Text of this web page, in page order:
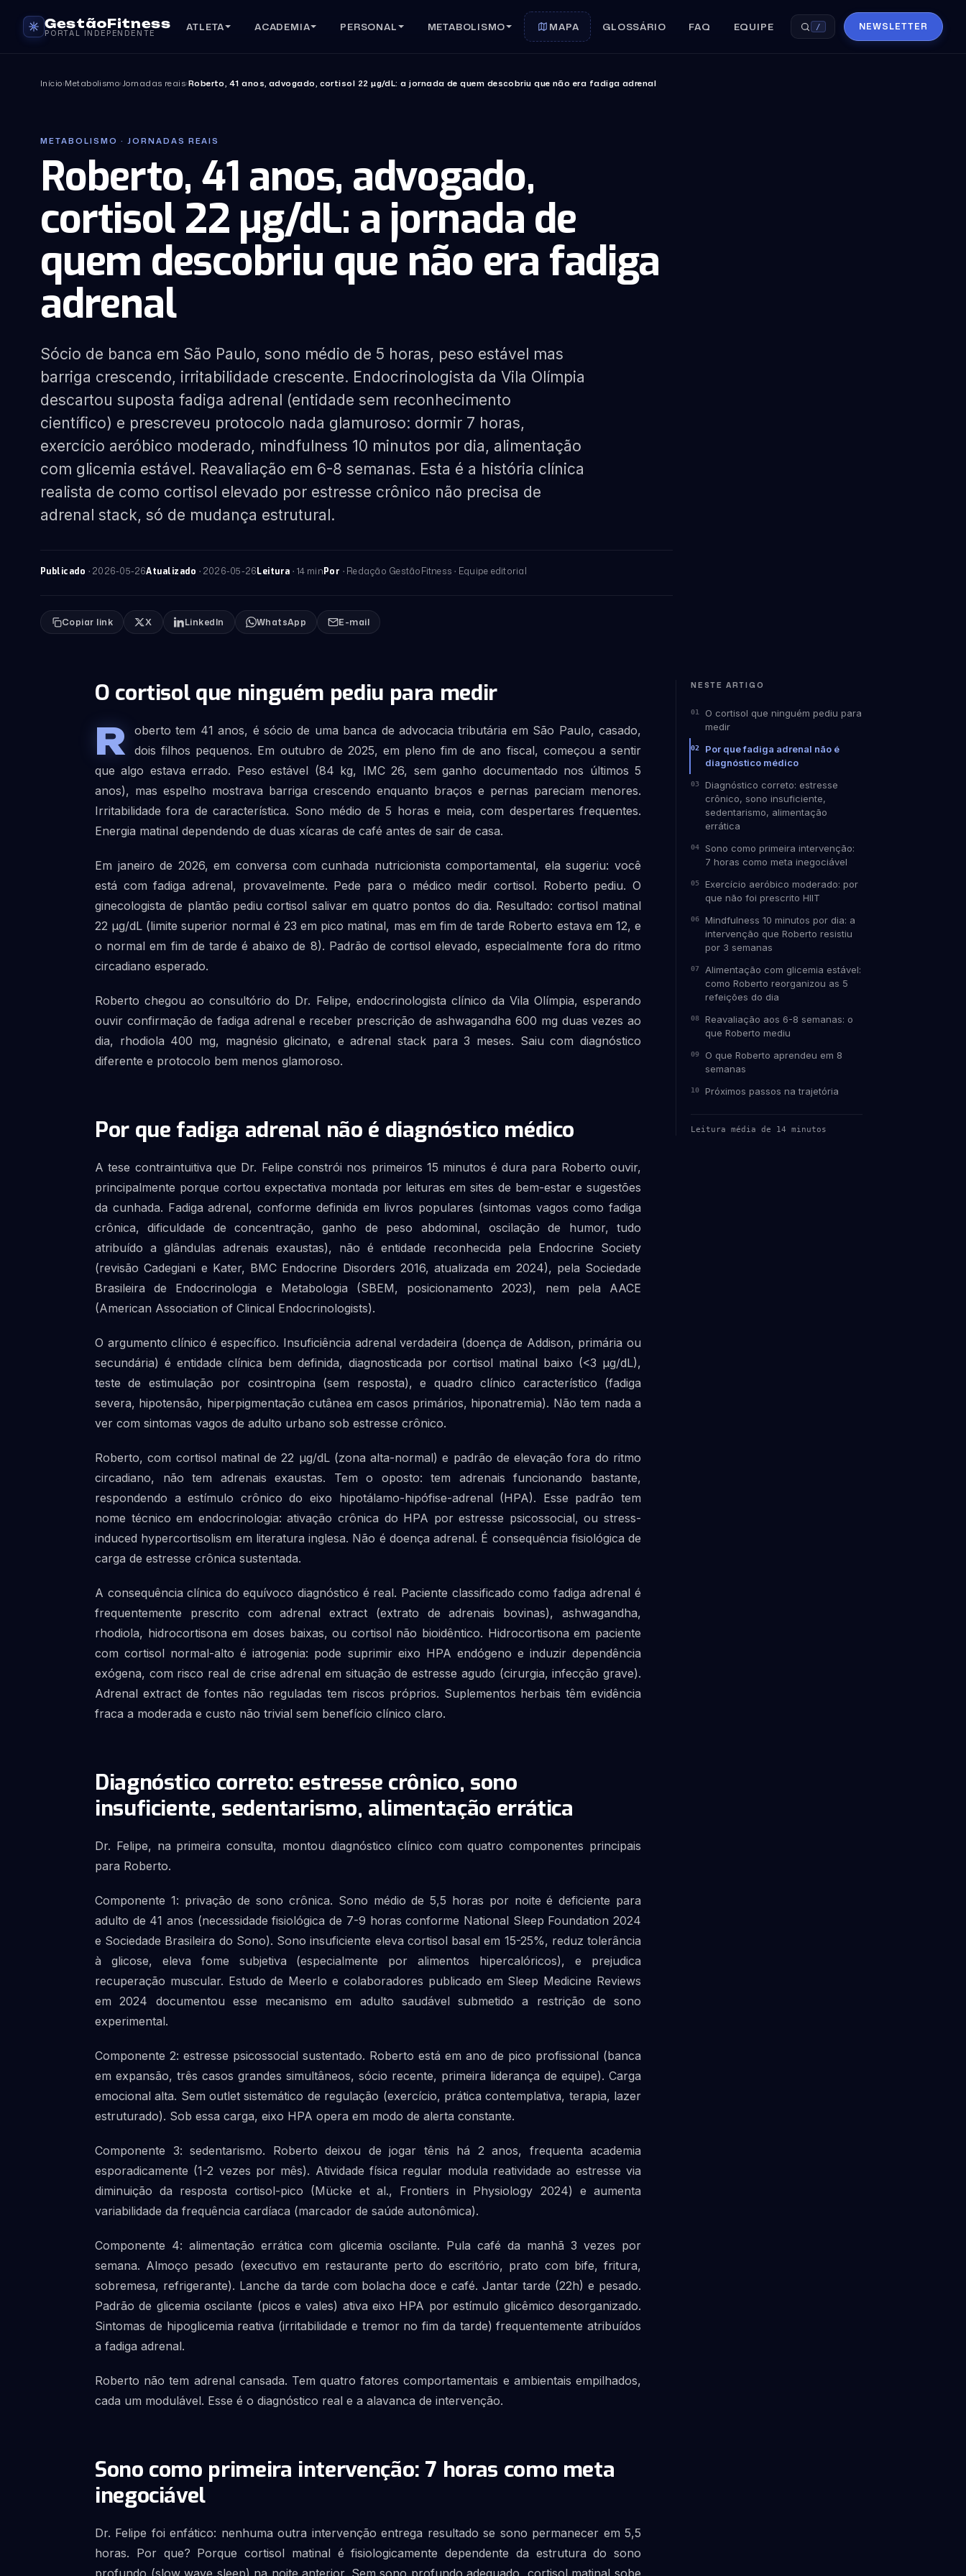
GestãoFitness
PORTAL INDEPENDENTE ATLETA ACADEMIA PERSONAL METABOLISMO MAPA GLOSSÁRIO FAQ EQUIPE / NEWSLETTER
Início›Metabolismo›Jornadas reais›Roberto, 41 anos, advogado, cortisol 22 µg/dL: a jornada de quem descobriu que não era fadiga adrenal
METABOLISMO · JORNADAS REAIS
Roberto, 41 anos, advogado,
cortisol 22 µg/dL: a jornada de
quem descobriu que não era fadiga
adrenal
Sócio de banca em São Paulo, sono médio de 5 horas, peso estável mas
barriga crescendo, irritabilidade crescente. Endocrinologista da Vila Olímpia
descartou suposta fadiga adrenal (entidade sem reconhecimento
científico) e prescreveu protocolo nada glamuroso: dormir 7 horas,
exercício aeróbico moderado, mindfulness 10 minutos por dia, alimentação
com glicemia estável. Reavaliação em 6-8 semanas. Esta é a história clínica
realista de como cortisol elevado por estresse crônico não precisa de
adrenal stack, só de mudança estrutural.
Publicado · 2026-05-26Atualizado · 2026-05-26Leitura · 14 minPor · Redação GestãoFitness · Equipe editorial
Copiar link X LinkedIn WhatsApp E-mail
O cortisol que ninguém pediu para medir
R
oberto tem 41 anos, é sócio de uma banca de advocacia tributária em São Paulo, casado,
dois filhos pequenos. Em outubro de 2025, em pleno fim de ano fiscal, começou a sentir
que algo estava errado. Peso estável (84 kg, IMC 26, sem ganho documentado nos últimos 5
anos), mas espelho mostrava barriga crescendo enquanto braços e pernas pareciam menores.
Irritabilidade fora de característica. Sono médio de 5 horas e meia, com despertares frequentes.
Energia matinal dependendo de duas xícaras de café antes de sair de casa.
Em janeiro de 2026, em conversa com cunhada nutricionista comportamental, ela sugeriu: você
está com fadiga adrenal, provavelmente. Pede para o médico medir cortisol. Roberto pediu. O
ginecologista de plantão pediu cortisol salivar em quatro pontos do dia. Resultado: cortisol matinal
22 µg/dL (limite superior normal é 23 em pico matinal, mas em fim de tarde Roberto estava em 12, e
o normal em fim de tarde é abaixo de 8). Padrão de cortisol elevado, especialmente fora do ritmo
circadiano esperado.
Roberto chegou ao consultório do Dr. Felipe, endocrinologista clínico da Vila Olímpia, esperando
ouvir confirmação de fadiga adrenal e receber prescrição de ashwagandha 600 mg duas vezes ao
dia, rhodiola 400 mg, magnésio glicinato, e adrenal stack para 3 meses. Saiu com diagnóstico
diferente e protocolo bem menos glamoroso.
Por que fadiga adrenal não é diagnóstico médico
A tese contraintuitiva que Dr. Felipe constrói nos primeiros 15 minutos é dura para Roberto ouvir,
principalmente porque cortou expectativa montada por leituras em sites de bem-estar e sugestões
da cunhada. Fadiga adrenal, conforme definida em livros populares (sintomas vagos como fadiga
crônica, dificuldade de concentração, ganho de peso abdominal, oscilação de humor, tudo
atribuído a glândulas adrenais exaustas), não é entidade reconhecida pela Endocrine Society
(revisão Cadegiani e Kater, BMC Endocrine Disorders 2016, atualizada em 2024), pela Sociedade
Brasileira de Endocrinologia e Metabologia (SBEM, posicionamento 2023), nem pela AACE
(American Association of Clinical Endocrinologists).
O argumento clínico é específico. Insuficiência adrenal verdadeira (doença de Addison, primária ou
secundária) é entidade clínica bem definida, diagnosticada por cortisol matinal baixo (<3 µg/dL),
teste de estimulação por cosintropina (sem resposta), e quadro clínico característico (fadiga
severa, hipotensão, hiperpigmentação cutânea em casos primários, hiponatremia). Não tem nada a
ver com sintomas vagos de adulto urbano sob estresse crônico.
Roberto, com cortisol matinal de 22 µg/dL (zona alta-normal) e padrão de elevação fora do ritmo
circadiano, não tem adrenais exaustas. Tem o oposto: tem adrenais funcionando bastante,
respondendo a estímulo crônico do eixo hipotálamo-hipófise-adrenal (HPA). Esse padrão tem
nome técnico em endocrinologia: ativação crônica do HPA por estresse psicossocial, ou stress-
induced hypercortisolism em literatura inglesa. Não é doença adrenal. É consequência fisiológica de
carga de estresse crônica sustentada.
A consequência clínica do equívoco diagnóstico é real. Paciente classificado como fadiga adrenal é
frequentemente prescrito com adrenal extract (extrato de adrenais bovinas), ashwagandha,
rhodiola, hidrocortisona em doses baixas, ou cortisol não bioidêntico. Hidrocortisona em paciente
com cortisol normal-alto é iatrogenia: pode suprimir eixo HPA endógeno e induzir dependência
exógena, com risco real de crise adrenal em situação de estresse agudo (cirurgia, infecção grave).
Adrenal extract de fontes não reguladas tem riscos próprios. Suplementos herbais têm evidência
fraca a moderada e custo não trivial sem benefício clínico claro.
Diagnóstico correto: estresse crônico, sono
insuficiente, sedentarismo, alimentação errática
Dr. Felipe, na primeira consulta, montou diagnóstico clínico com quatro componentes principais
para Roberto.
Componente 1: privação de sono crônica. Sono médio de 5,5 horas por noite é deficiente para
adulto de 41 anos (necessidade fisiológica de 7-9 horas conforme National Sleep Foundation 2024
e Sociedade Brasileira do Sono). Sono insuficiente eleva cortisol basal em 15-25%, reduz tolerância
à glicose, eleva fome subjetiva (especialmente por alimentos hipercalóricos), e prejudica
recuperação muscular. Estudo de Meerlo e colaboradores publicado em Sleep Medicine Reviews
em 2024 documentou esse mecanismo em adulto saudável submetido a restrição de sono
experimental.
Componente 2: estresse psicossocial sustentado. Roberto está em ano de pico profissional (banca
em expansão, três casos grandes simultâneos, sócio recente, primeira liderança de equipe). Carga
emocional alta. Sem outlet sistemático de regulação (exercício, prática contemplativa, terapia, lazer
estruturado). Sob essa carga, eixo HPA opera em modo de alerta constante.
Componente 3: sedentarismo. Roberto deixou de jogar tênis há 2 anos, frequenta academia
esporadicamente (1-2 vezes por mês). Atividade física regular modula reatividade ao estresse via
diminuição da resposta cortisol-pico (Mücke et al., Frontiers in Physiology 2024) e aumenta
variabilidade da frequência cardíaca (marcador de saúde autonômica).
Componente 4: alimentação errática com glicemia oscilante. Pula café da manhã 3 vezes por
semana. Almoço pesado (executivo em restaurante perto do escritório, prato com bife, fritura,
sobremesa, refrigerante). Lanche da tarde com bolacha doce e café. Jantar tarde (22h) e pesado.
Padrão de glicemia oscilante (picos e vales) ativa eixo HPA por estímulo glicêmico desorganizado.
Sintomas de hipoglicemia reativa (irritabilidade e tremor no fim da tarde) frequentemente atribuídos
a fadiga adrenal.
Roberto não tem adrenal cansada. Tem quatro fatores comportamentais e ambientais empilhados,
cada um modulável. Esse é o diagnóstico real e a alavanca de intervenção.
Sono como primeira intervenção: 7 horas como meta
inegociável
Dr. Felipe foi enfático: nenhuma outra intervenção entrega resultado se sono permanecer em 5,5
horas. Por que? Porque cortisol matinal é fisiologicamente dependente da estrutura do sono
profundo (slow wave sleep) na noite anterior. Sem sono profundo adequado, cortisol matinal sobe
NESTE ARTIGO
O cortisol que ninguém pediu para
medir
Por que fadiga adrenal não é
diagnóstico médico
Diagnóstico correto: estresse
crônico, sono insuficiente,
sedentarismo, alimentação
errática
Sono como primeira intervenção:
7 horas como meta inegociável
Exercício aeróbico moderado: por
que não foi prescrito HIIT
Mindfulness 10 minutos por dia: a
intervenção que Roberto resistiu
por 3 semanas
Alimentação com glicemia estável:
como Roberto reorganizou as 5
refeições do dia
Reavaliação aos 6-8 semanas: o
que Roberto mediu
O que Roberto aprendeu em 8
semanas
Próximos passos na trajetória
Leitura média de 14 minutos